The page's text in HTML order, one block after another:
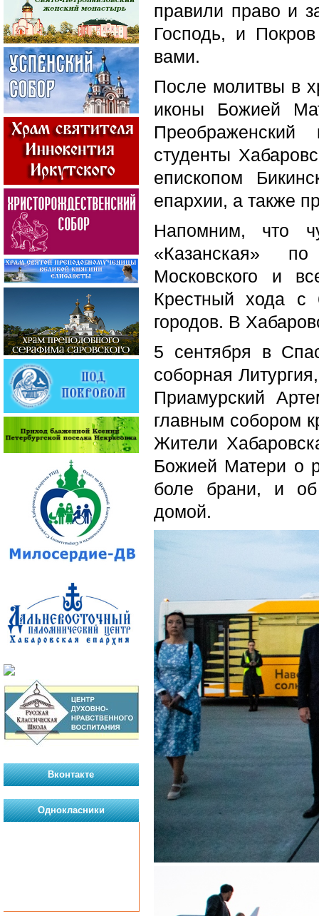
правили право и
Господь, и
вами.
После молитвы в
иконы Божией
студенты
епископом
епархии, а также
Напомним, что
«Казанская»
Московского и
Крестный хода с
городов. В
5 сентября в
соборная
Приамурский
главным собором
Жители
Божией Матери о
боле брани, и об
домой.
Вконтакте
Однокласники